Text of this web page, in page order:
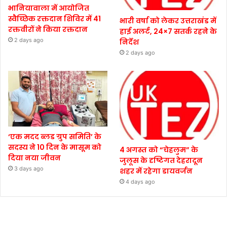
भानियावाला में आयोजित
स्वैच्छिक रक्तदान शिविर में 41
रक्तवीरों ने किया रक्तदान
2 days ago
भारी वर्षा को लेकर उत्तराखंड में
हाई अलर्ट, 24×7 सतर्क रहने के
निर्देश
2 days ago
‘एक मदद ब्लड ग्रुप समिति’ के
सदस्य ने 10 दिन के मासूम को
दिया नया जीवन
3 days ago
4 अगस्त को “चेहलुम” के
जुलूस के दृष्टिगत देहरादून
शहर में रहेगा डायवर्जन
4 days ago